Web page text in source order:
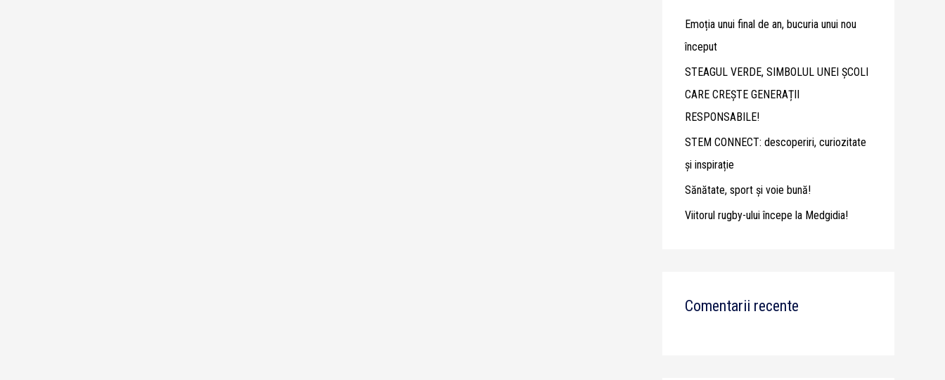
f
o
r
:
Emoția unui final de an, bucuria unui nou
început
STEAGUL VERDE, SIMBOLUL UNEI ȘCOLI
CARE CREȘTE GENERAȚII
RESPONSABILE!
STEM CONNECT: descoperiri, curiozitate
și inspirație
Sănătate, sport și voie bună!
Viitorul rugby-ului începe la Medgidia!
Comentarii recente